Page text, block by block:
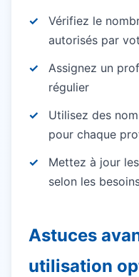
Vérifiez le
autorisés par
Assignez un
régulier
Utilisez des
pour chaque
Mettez à jour
selon les
Astuces
utilisation